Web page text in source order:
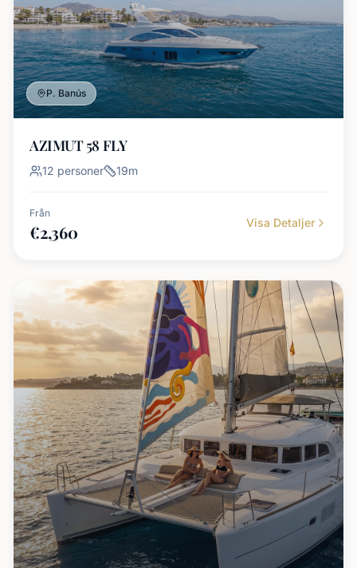
P. Banús
AZIMUT 58 FLY
12 personer 19m
Från
€2,360 Visa Detaljer